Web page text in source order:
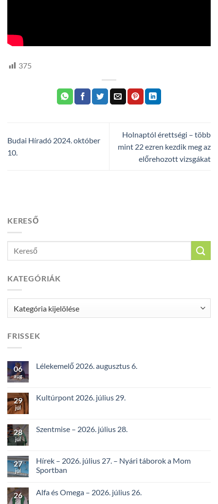
375
Budai Híradó 2024. október
10.
Holnaptól érettségi – több
mint 22 ezren kezdik meg az
előrehozott vizsgákat
KERESŐ
KATEGÓRIÁK
FRISSEK
06
aug
Lélekemelő 2026. augusztus 6.
29
júl
Kultúrpont 2026. július 29.
28
júl
Szentmise – 2026. július 28.
27
júl
Hírek – 2026. július 27. – Nyári táborok a Mom
Sportban
26
júl
Alfa és Omega – 2026. július 26.